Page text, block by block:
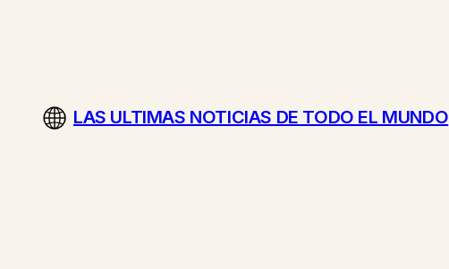
LAS ULTIMAS NOTICIAS DE TODO EL MUNDO